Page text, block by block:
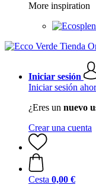
More inspiration
Iniciar sesión
Iniciar sesión
¿Eres un nuevo
Crear una cuenta
Cesta 0,00 €